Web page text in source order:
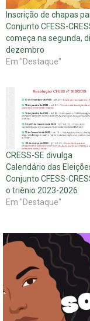
Inscrição de chapas
Conjunto CFESS-
começa na segunda,
dezembro
Em "Destaque"
CRESS-SE divulga
Calendário das
Conjunto CFESS-
o triênio 2023-2026
Em "Destaque"